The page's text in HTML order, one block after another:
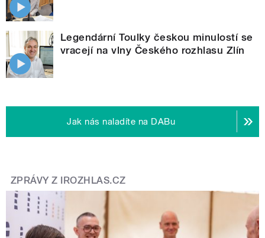
Legendární Toulky českou minulostí se
vracejí na vlny Českého rozhlasu Zlín
Jak nás naladíte na DABu
ZPRÁVY Z IROZHLAS.CZ